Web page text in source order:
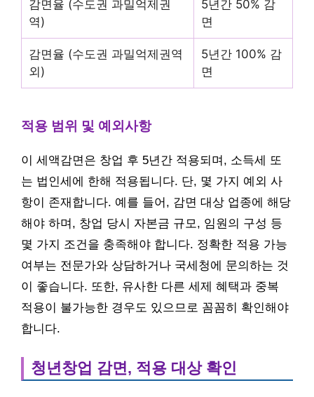
감면율 (수도권 과밀억제권
역)
5년간 50% 감
면
감면율 (수도권 과밀억제권역
외)
5년간 100% 감
면
적용 범위 및 예외사항
이 세액감면은 창업 후 5년간 적용되며, 소득세 또
는 법인세에 한해 적용됩니다. 단, 몇 가지 예외 사
항이 존재합니다. 예를 들어, 감면 대상 업종에 해당
해야 하며, 창업 당시 자본금 규모, 임원의 구성 등
몇 가지 조건을 충족해야 합니다. 정확한 적용 가능
여부는 전문가와 상담하거나 국세청에 문의하는 것
이 좋습니다. 또한, 유사한 다른 세제 혜택과 중복
적용이 불가능한 경우도 있으므로 꼼꼼히 확인해야
합니다.
청년창업 감면, 적용 대상 확인